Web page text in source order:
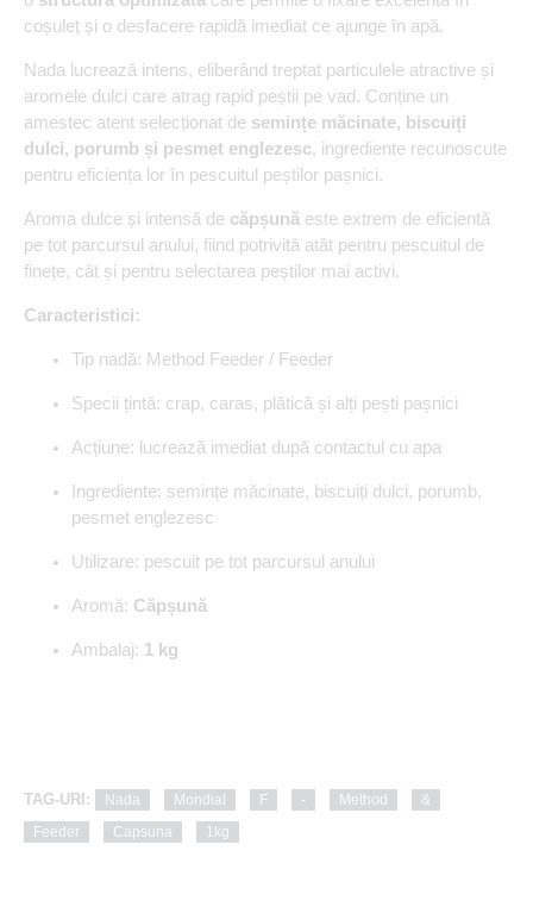
coșuleț și o desfacere rapidă imediat ce ajunge în apă.
Nada lucrează intens, eliberând treptat particulele atractive și
aromele dulci care atrag rapid peștii pe vad. Conține un
amestec atent selecționat de semințe măcinate, biscuiți
dulci, porumb și pesmet englezesc, ingrediente recunoscute
pentru eficiența lor în pescuitul peștilor pașnici.
Aroma dulce și intensă de căpșună este extrem de eficientă
pe tot parcursul anului, fiind potrivită atât pentru pescuitul de
finețe, cât și pentru selectarea peștilor mai activi.
Caracteristici:
Tip nadă: Method Feeder / Feeder
Specii țintă: crap, caras, plătică și alți pești pașnici
Acțiune: lucrează imediat după contactul cu apa
Ingrediente: semințe măcinate, biscuiți dulci, porumb,
pesmet englezesc
Utilizare: pescuit pe tot parcursul anului
Aromă: Căpșună
Ambalaj: 1 kg
TAG-URI: Nada Mondial F - Method
&
Feeder
Capsuna 1kg